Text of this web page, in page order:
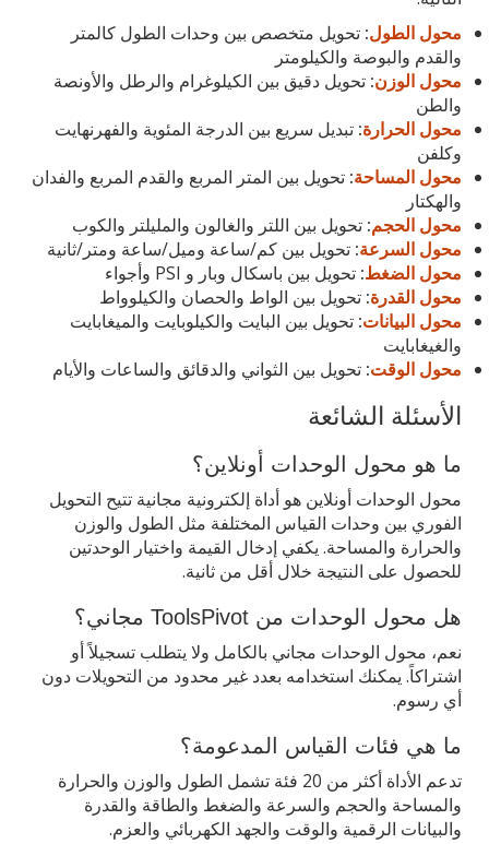
محول الطول: تحويل متخصص بين وحدات الطول كالمتر
والقدم والبوصة والكيلومتر
محول الوزن: تحويل دقيق بين الكيلوغرام والرطل والأونصة
والطن
محول الحرارة: تبديل سريع بين الدرجة المئوية والفهرنهايت
وكلفن
محول المساحة: تحويل بين المتر المربع والقدم المربع والفدان
والهكتار
محول الحجم: تحويل بين اللتر والغالون والمليلتر والكوب
محول السرعة: تحويل بين كم/ساعة وميل/ساعة ومتر/ثانية
محول الضغط: تحويل بين باسكال وبار و PSI وأجواء
محول القدرة: تحويل بين الواط والحصان والكيلوواط
محول البيانات: تحويل بين البايت والكيلوبايت والميغابايت
والغيغابايت
محول الوقت: تحويل بين الثواني والدقائق والساعات والأيام
الأسئلة الشائعة
ما هو محول الوحدات أونلاين؟
محول الوحدات أونلاين هو أداة إلكترونية مجانية تتيح التحويل
الفوري بين وحدات القياس المختلفة مثل الطول والوزن
والحرارة والمساحة. يكفي إدخال القيمة واختيار الوحدتين
للحصول على النتيجة خلال أقل من ثانية.
هل محول الوحدات من ToolsPivot مجاني؟
نعم، محول الوحدات مجاني بالكامل ولا يتطلب تسجيلاً أو
اشتراكاً. يمكنك استخدامه بعدد غير محدود من التحويلات دون
أي رسوم.
ما هي فئات القياس المدعومة؟
تدعم الأداة أكثر من 20 فئة تشمل الطول والوزن والحرارة
والمساحة والحجم والسرعة والضغط والطاقة والقدرة
والبيانات الرقمية والوقت والجهد الكهربائي والعزم.